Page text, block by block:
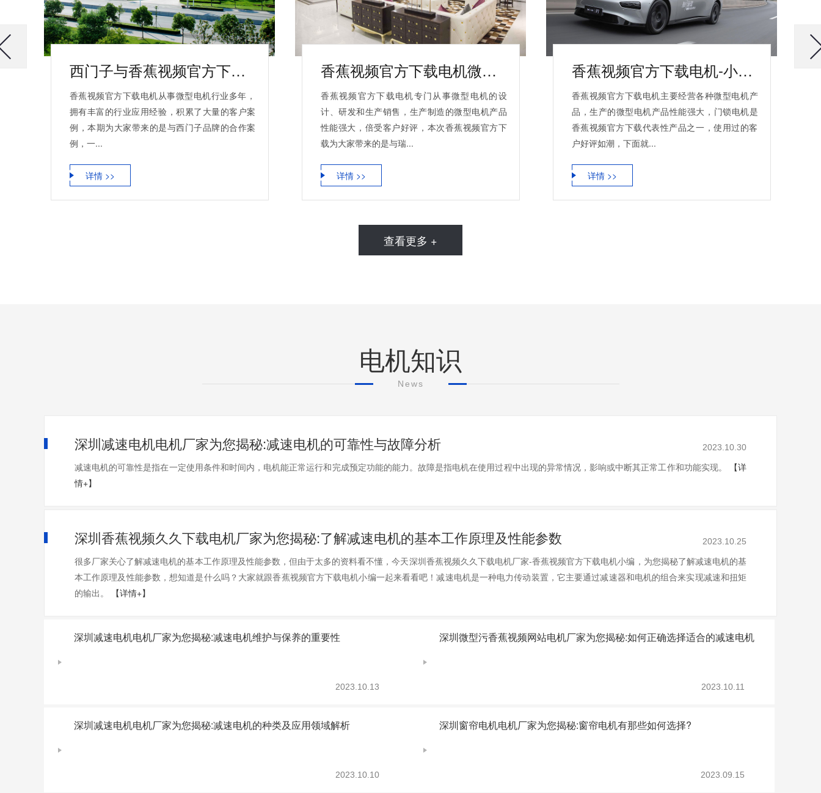
西门子与香蕉视频官方下载电机合作案例
香蕉视频官方下载电机从事微型电机行业多年，
拥有丰富的行业应用经验，积累了大量的客户案
例，本期为大家带来的是与西门子品牌的合作案
例，一...
详情 >>
香蕉视频官方下载电机微型电机产品合作案例
香蕉视频官方下载电机专门从事微型电机的设
计、研发和生产销售，生产制造的微型电机产品
性能强大，倍受客户好评，本次香蕉视频官方下
载为大家带来的是与瑞...
详情 >>
香蕉视频官方下载电机-小鹏汽车门锁电机合作案例
香蕉视频官方下载电机主要经营各种微型电机产
品，生产的微型电机产品性能强大，门锁电机是
香蕉视频官方下载代表性产品之一，使用过的客
户好评如潮，下面就...
详情 >>
查看更多 +
电机知识
News
深圳减速电机电机厂家为您揭秘:减速电机的可靠性与故障分析 2023.10.30
减速电机的可靠性是指在一定使用条件和时间内，电机能正常运行和完成预定功能的能力。故障是指电机在使用过程中出现的异常情况，影响或中断其正常工作和功能实现。
【详
情+】
深圳香蕉视频久久下载电机厂家为您揭秘:了解减速电机的基本工作原理及性能参数 2023.10.25
很多厂家关心了解减速电机的基本工作原理及性能参数，但由于太多的资料看不懂，今天深圳香蕉视频久久下载电机厂家-香蕉视频官方下载电机小编，为您揭秘了解减速电机的基
本工作原理及性能参数，想知道是什么吗？大家就跟香蕉视频官方下载电机小编一起来看看吧！减速电机是一种电力传动装置，它主要通过减速器和电机的组合来实现减速和扭矩
的输出。
【详情+】
深圳减速电机电机厂家为您揭秘:减速电机维护与保养的重要性
2023.10.13
深圳微型污香蕉视频网站电机厂家为您揭秘:如何正确选择适合的减速电机
2023.10.11
深圳减速电机电机厂家为您揭秘:减速电机的种类及应用领域解析
2023.10.10
深圳窗帘电机电机厂家为您揭秘:窗帘电机有那些如何选择?
2023.09.15